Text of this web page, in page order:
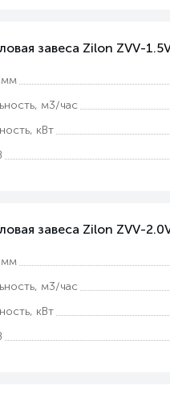
завеса Zilon ZVV-
мм
м3/час
кВт
завеса Zilon ZVV-
мм
м3/час
кВт